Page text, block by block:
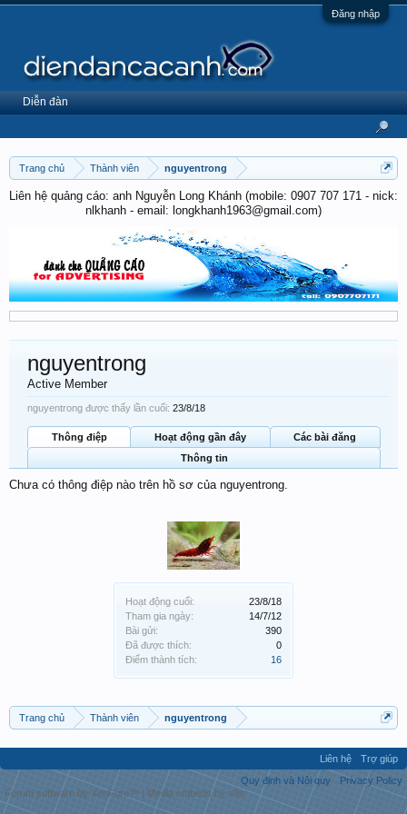
Đăng nhập
Trang chủ Thành viên nguyentrong
Liên hệ quảng cáo: anh Nguyễn Long Khánh (mobile: 0907 707 171 - nick:
nlkhanh - email: longkhanh1963@gmail.com)
Hoạt động cuối:
23/8/18
Tham gia ngày:
14/7/12
Bài gửi:
390
Đã được thích:
0
Điểm thành tích:
16
nguyentrong
Active Member
nguyentrong được thấy lần cuối: 23/8/18
Thông điệp Hoạt động gần đây
Các bài đăng
Thông tin
Chưa có thông điệp nào trên hồ sơ của nguyentrong.
Trang chủ Thành viên nguyentrong
Diễn đàn
Liên hệ
Trợ giúp
Quy định và Nội quy
Privacy Policy
Forum software by XenForo™ | Media embeds by s9e